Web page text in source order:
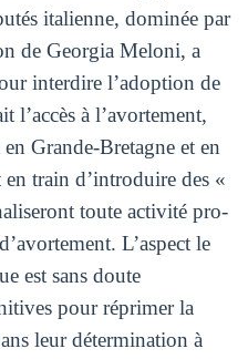
italienne, dominée par
de Georgia Meloni, a
interdire l’adoption de
l’accès à l’avortement,
Grande-Bretagne et en
train d’introduire des «
toute activité pro-
L’aspect le
est sans doute
pour réprimer la
leur détermination à